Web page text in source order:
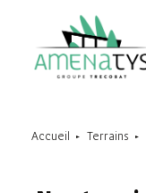
Accueil Terrains